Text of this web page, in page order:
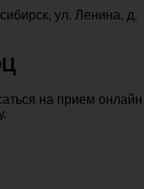
ул. Ленина, д.
на прием онлайн